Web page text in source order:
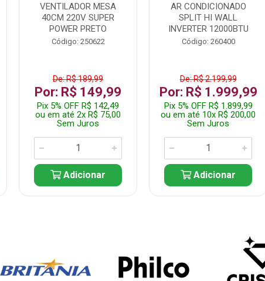
VENTILADOR MESA
40CM 220V SUPER
POWER PRETO
Código: 250622
De: R$ 189,99
Por: R$ 149,99
Pix 5% OFF R$ 142,49
ou em até 2x R$ 75,00
Sem Juros
Adicionar
AR CONDICIONADO
SPLIT HI WALL
INVERTER 12000BTU
Código: 260400
De: R$ 2.199,99
Por: R$ 1.999,99
Pix 5% OFF R$ 1.899,99
ou em até 10x R$ 200,00
Sem Juros
Adicionar